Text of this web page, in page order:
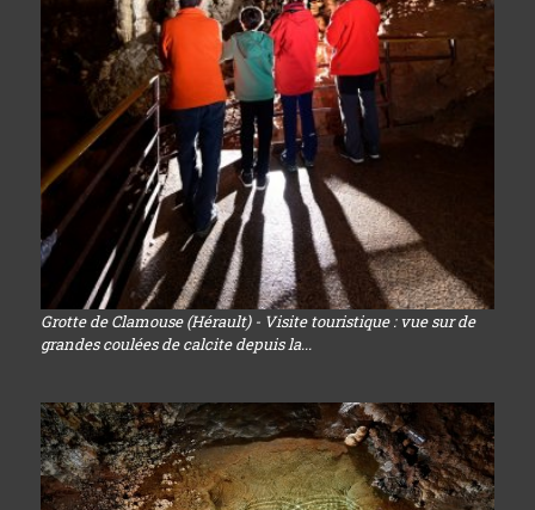
Grotte de Clamouse (Hérault) - Visite touristique : vue sur de
grandes coulées de calcite depuis la...